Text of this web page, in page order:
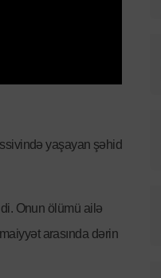
yaşayan şəhid
Onun ölümü ailə
arasında dərin